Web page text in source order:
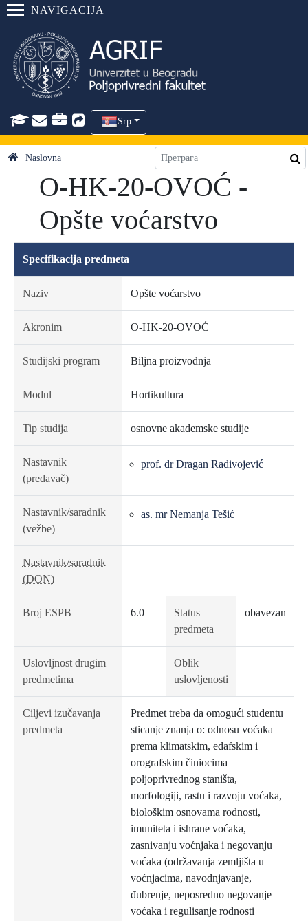
NAVIGACIJA
Srp
Naslovna
O-HK-20-OVOĆ -
Opšte voćarstvo
Specifikacija predmeta
Naziv Opšte voćarstvo
Akronim O-HK-20-OVOĆ
Studijski program Biljna proizvodnja
Modul Hortikultura
Tip studija osnovne akademske studije
Nastavnik
(predavač)
prof. dr Dragan Radivojević
Nastavnik/saradnik
(vežbe)
as. mr Nemanja Tešić
Nastavnik/saradnik
(DON)
Broj ESPB 6.0
Status
predmeta
obavezan
Uslovljnost drugim
predmetima
Oblik
uslovljenosti
Ciljevi izučavanja
predmeta
Predmet treba da omogući studentu
sticanje znanja o: odnosu voćaka
prema klimatskim, edafskim i
orografskim činiocima
poljoprivrednog staništa,
morfologiji, rastu i razvoju voćaka,
biološkim osnovama rodnosti,
imuniteta i ishrane voćaka,
zasnivanju voćnjaka i negovanju
voćaka (održavanja zemljišta u
voćnjacima, navodnjavanje,
đubrenje, neposredno negovanje
voćaka i regulisanje rodnosti